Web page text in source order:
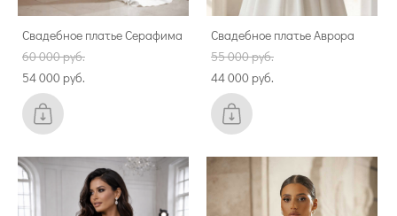
Свадебное платье Серафима
60 000 pуб.
54 000 pуб.
Свадебное платье Аврора
55 000 pуб.
44 000 pуб.